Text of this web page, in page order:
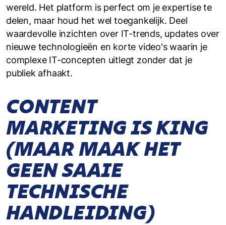
wereld. Het platform is perfect om je expertise te
delen, maar houd het wel toegankelijk. Deel
waardevolle inzichten over IT-trends, updates over
nieuwe technologieën en korte video's waarin je
complexe IT-concepten uitlegt zonder dat je
publiek afhaakt.
CONTENT
MARKETING IS KING
(MAAR MAAK HET
GEEN SAAIE
TECHNISCHE
HANDLEIDING)